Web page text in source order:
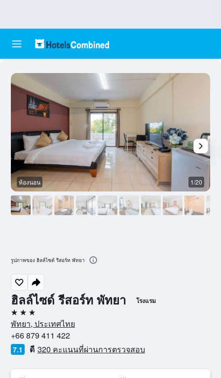
ฮิลล์ไซด์ รีสอร์ท พัทยา โรงแรม
3 ดาว
พัทยา, ประเทศไทย
+66 879 411 422
7.1 ดี 320 คะแนนที่ผ่านการตรวจสอบ
ห้องนอน 1/20
รูปภาพของ ฮิลล์ไซด์ รีสอร์ท พัทยา